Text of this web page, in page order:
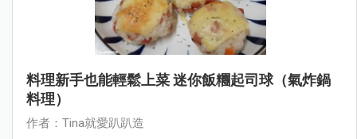
料理新手也能輕鬆上菜 迷你飯糰起司球（氣炸鍋
料理）
作者：Tina就愛趴趴造